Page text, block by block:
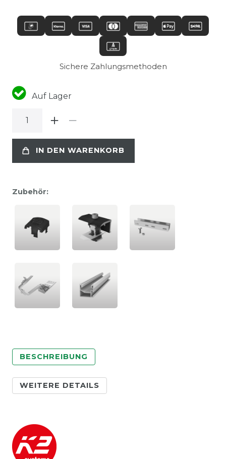
Sichere Zahlungsmethoden
Auf Lager
IN DEN WARENKORB
Zubehör:
BESCHREIBUNG
WEITERE DETAILS